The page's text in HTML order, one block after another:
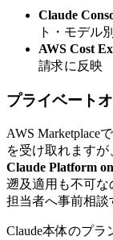
Claude
ト・モデル
AWS Cost
請求に反映
プライベート
AWS Marketplace
を受け取れますが
Claude Platform
遡及適用も不可な
担当者へ事前相談
Claude本体のプラ